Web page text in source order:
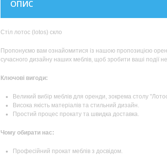
ОПИС
Стіл лотос (lotos) скло
Пропонуємо вам ознайомитися із нашою пропозицією
сучасного дизайну наших меблів, щоб зробити ваші події
Ключові вигоди:
Великий вибір меблів для оренди, зокрема столу
Висока якість матеріалів та стильний дизайн.
Простий процес прокату та швидка доставка.
Чому обирати нас:
Професійний прокат меблів з досвідом.